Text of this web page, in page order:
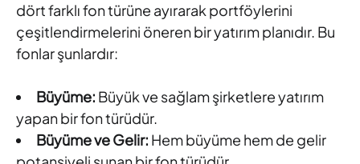
dört farklı fon türüne ayırarak portföylerini
çeşitlendirmelerini öneren bir yatırım planıdır. Bu
fonlar şunlardır:
Büyüme: Büyük ve sağlam şirketlere yatırım
yapan bir fon türüdür.
Büyüme ve Gelir: Hem büyüme hem de gelir